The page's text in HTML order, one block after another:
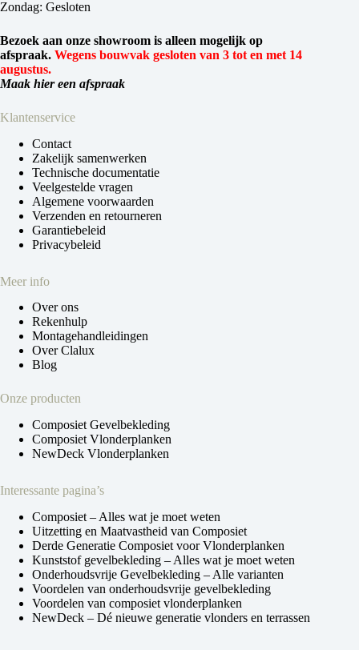
Zondag: Gesloten
Bezoek aan onze showroom is alleen mogelijk op
afspraak. Wegens bouwvak gesloten van 3 tot en met 14
augustus.
Maak hier een afspraak
Klantenservice
Contact
Zakelijk samenwerken
Technische documentatie
Veelgestelde vragen
Algemene voorwaarden
Verzenden en retourneren
Garantiebeleid
Privacybeleid
Meer info
Over ons
Rekenhulp
Montagehandleidingen
Over Clalux
Blog
Onze producten
Composiet Gevelbekleding
Composiet Vlonderplanken
NewDeck Vlonderplanken
Interessante pagina’s
Composiet – Alles wat je moet weten
Uitzetting en Maatvastheid van Composiet
Derde Generatie Composiet voor Vlonderplanken
Kunststof gevelbekleding – Alles wat je moet weten
Onderhoudsvrije Gevelbekleding – Alle varianten
Voordelen van onderhoudsvrije gevelbekleding
Voordelen van composiet vlonderplanken
NewDeck – Dé nieuwe generatie vlonders en terrassen